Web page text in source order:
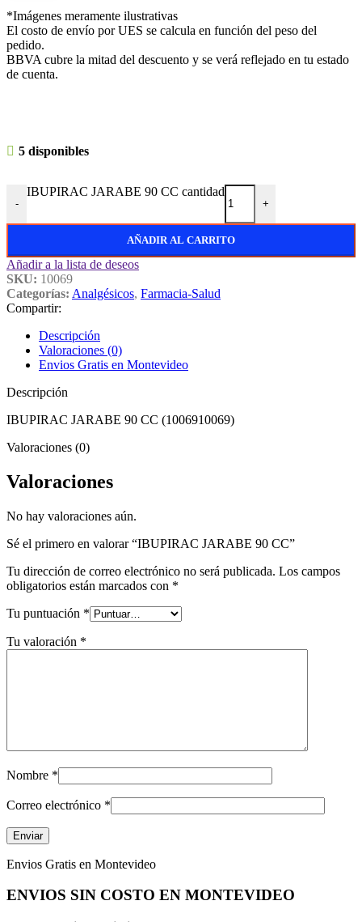
*Imágenes meramente ilustrativas
El costo de envío por UES se calcula en función del peso del
pedido.
BBVA cubre la mitad del descuento y se verá reflejado en tu estado
de cuenta.
5 disponibles
-
IBUPIRAC JARABE 90 CC cantidad
+
AÑADIR AL CARRITO
Añadir a la lista de deseos
SKU: 10069
Categorías: Analgésicos, Farmacia-Salud
Compartir:
Descripción
Valoraciones (0)
Envios Gratis en Montevideo
Descripción
IBUPIRAC JARABE 90 CC (1006910069)
Valoraciones (0)
Valoraciones
No hay valoraciones aún.
Sé el primero en valorar “IBUPIRAC JARABE 90 CC”
Tu dirección de correo electrónico no será publicada. Los campos
obligatorios están marcados con *
Tu puntuación *
Tu valoración *
Nombre *
Correo electrónico *
Envios Gratis en Montevideo
ENVIOS SIN COSTO EN MONTEVIDEO